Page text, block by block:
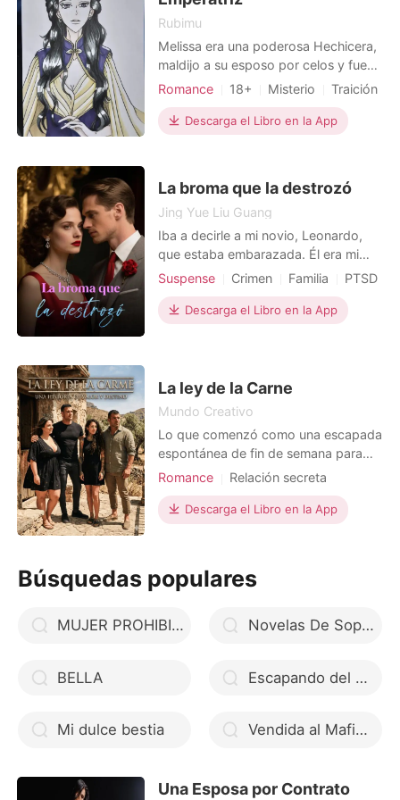
Rubimu
Melissa era una poderosa Hechicera,
maldijo a su esposo por celos y fue
condenada a muerte. La mujer presa
pero espera al heredero del Imperio.
Su vida es perdonada hasta que
ejecutarla, muri
Romance 18+ Misterio
Traición
Embarazo
Aristocracia
Genios
Bruja/Mago
Descarga el Libro en la App
La broma que la destrozó
Jing Yue Liu Guang
Iba a decirle a mi novio, Leonardo,
que estaba embarazada. Él era mi
salvador, el hombre que me rescató
dejara huérfana. Pero cuando llegué a
su penthouse, lo escuché hablando
azar; fue una
Suspense Crimen Familia
PTSD
Traición
Venganza
Descarga el Libro en la App
La ley de la Carne
Mundo Creativo
Lo que comenzó como una escapada
espontánea de fin de semana para
huir de la rutina de Lugo se
vertiginoso hacia el desinhibido
mundo del deseo absoluto. Manuel,
a su esposa Asun, una mujer de
Romance
Relación secreta
Triángulo amoroso
Encantador
Encantadora
Chico travieso
Triángulo amoroso
Descarga el Libro en la App
Búsquedas populares
MUJER PROHIBIDA (SAGA FERRARI- HISTORIA DE CAMILO) Novelas De Sophie Saint Rose
BELLA Escapando del Posesivo Príncipe Alfa.
Mi dulce bestia Vendida al Mafioso
Una Esposa por Contrato